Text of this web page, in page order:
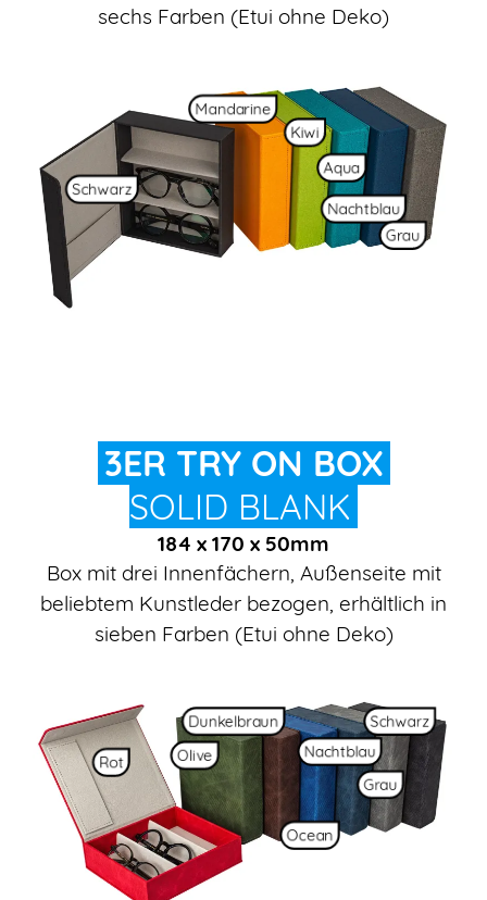
sechs Farben (Etui ohne Deko)
Schwarz
Mandarine
Kiwi
Aqua
Nachtblau
Grau
3ER TRY ON BOX
SOLID BLANK
184 x 170 x 50mm
Box mit drei Innenfächern, Außenseite mit
beliebtem Kunstleder bezogen, erhältlich in
sieben Farben (Etui ohne Deko)
Rot Olive
Dunkelbraun
Ocean
Nachtblau
Grau
Schwarz